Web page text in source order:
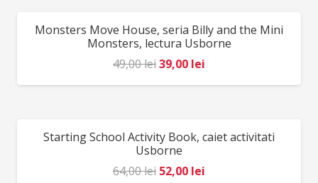
reglementărilor EN71&ASTM. AVERTISMENT:
Contraindicat copiilor sub 3 ani, conține piese mici,
pericol de sufocare. A se folosi sub directa
supraveghere a unei persoane adulte. Producător:
REDUCERI!
Monsters Move House, seria Billy and the Mini
Monsters, lectura Usborne
49,00leiPrețul
inițial
49,00 lei.
39,00 lei
curent
REDUCERI!
Starting School Activity Book, caiet activitati
Usborne
64,00lei Prețul
52,00 lei